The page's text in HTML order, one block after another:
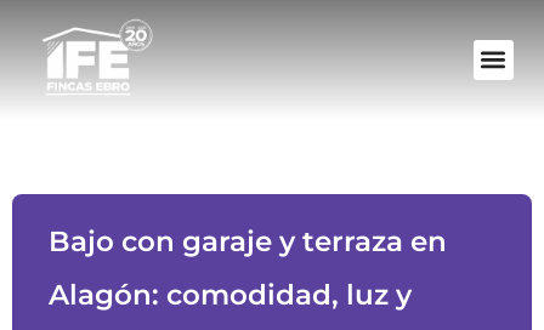
Bajo con garaje y terraza en
Alagón: comodidad, luz y